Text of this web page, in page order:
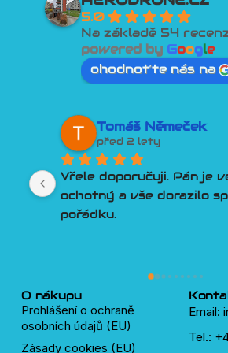
5.0
Na základě 54
powered by Google
ohodnoťte nás na
Tomáš Němeček
před 2 lety
Vřele doporučuji. Pán je
ochotný a vše dorazilo
pořádku.
O nákupu
Prohlášení o ochraně
osobních údajů (EU)
Zásady cookies (EU)
Email:
Tel.: